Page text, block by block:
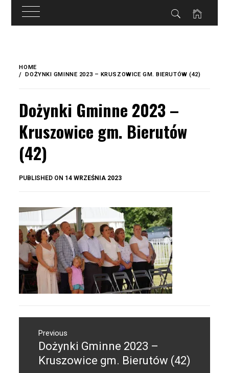
treści
content
HOME
DOŻYNKI GMINNE 2023 – KRUSZOWICE GM. BIERUTÓW (42)
Dożynki Gminne 2023 –
Kruszowice gm. Bierutów
(42)
PUBLISHED ON 14 WRZEŚNIA 2023
wpisuPrevious
Previous
post:
Dożynki Gminne 2023 –
Kruszowice gm. Bierutów (42)